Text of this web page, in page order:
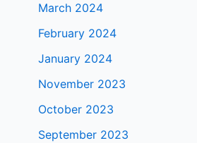
March 2024
February 2024
January 2024
November 2023
October 2023
September 2023